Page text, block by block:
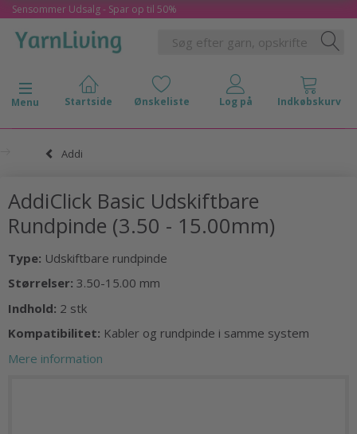
Sensommer Udsalg - Spar op til 50%
Skifte navigation
Menu
Addi
AddiClick Basic Udskiftbare
Rundpinde (3.50 - 15.00mm)
Type: Udskiftbare rundpinde
Størrelser: 3.50-15.00 mm
Indhold: 2 stk
Kompatibilitet: Kabler og rundpinde i samme system
Mere information